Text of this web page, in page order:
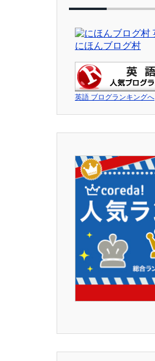
にほんブログ村
英語 ブログランキングへ